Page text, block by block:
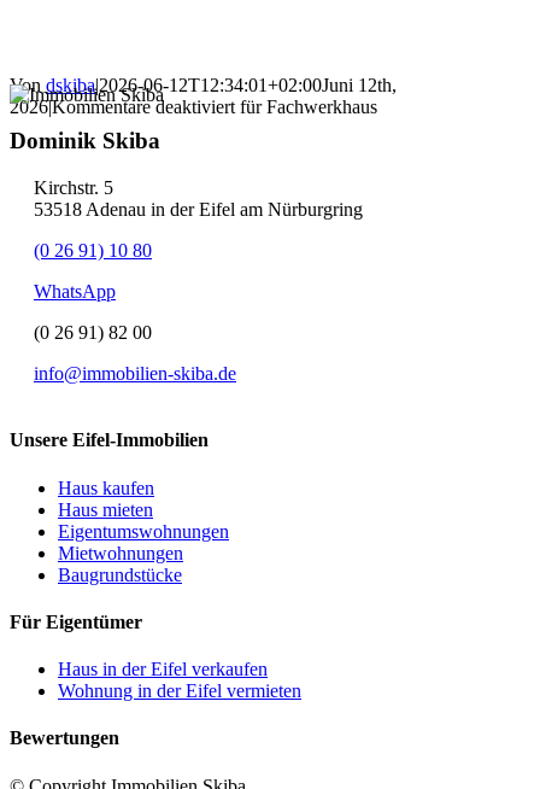
Von dskiba|2026-06-12T12:34:01+02:00Juni 12th,
2026|Kommentare deaktiviert für Fachwerkhaus
Dominik Skiba
Kirchstr. 5
53518 Adenau in der Eifel am Nürburgring
(0 26 91) 10 80
WhatsApp
(0 26 91) 82 00
info@immobilien-skiba.de
Unsere Eifel-Immobilien
Haus kaufen
Haus mieten
Eigentumswohnungen
Mietwohnungen
Baugrundstücke
Für Eigentümer
Haus in der Eifel verkaufen
Wohnung in der Eifel vermieten
Bewertungen